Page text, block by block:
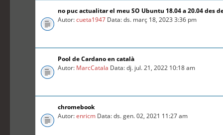
no puc actualitar el meu SO Ubuntu 18.04 a 20.04 des
Autor:cueta1947 Data: ds. març 18, 2023 3:36 pm
Pool de Cardano en català
Autor: MarcCatala Data: dj. jul. 21, 2022 10:18 am
chromebook
Autor:enricm Data: ds. gen. 02, 2021 11:27 am